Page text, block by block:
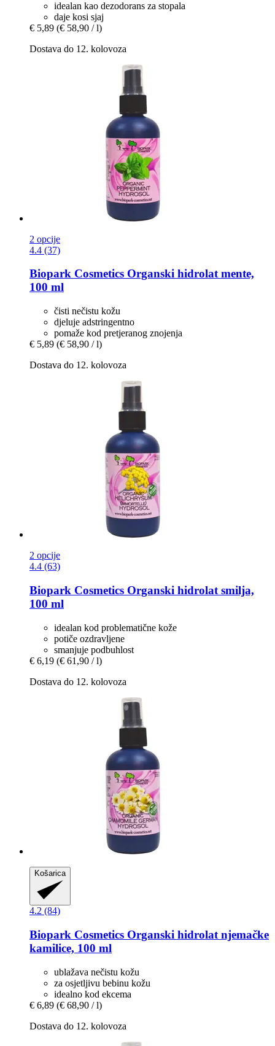
idealan kao dezodorans za stopala
daje kosi sjaj
€ 5,89 (€ 58,90 / l)
Dostava do 12. kolovoza
2 opcije
4.4 (37)
Biopark Cosmetics Organski hidrolat mente,
100 ml
čisti nečistu kožu
djeluje adstringentno
pomaže kod pretjeranog znojenja
€ 5,89 (€ 58,90 / l)
Dostava do 12. kolovoza
2 opcije
4.4 (63)
Biopark Cosmetics Organski hidrolat smilja,
100 ml
idealan kod problematične kože
potiče ozdravljene
smanjuje podbuhlost
€ 6,19 (€ 61,90 / l)
Dostava do 12. kolovoza
Košarica
4.2 (84)
Biopark Cosmetics Organski hidrolat njemačke
kamilice, 100 ml
ublažava nečistu kožu
za osjetljivu bebinu kožu
idealno kod ekcema
€ 6,89 (€ 68,90 / l)
Dostava do 12. kolovoza